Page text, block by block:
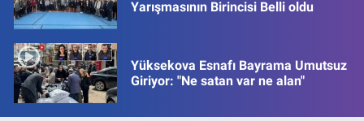
Yarışmasının Birincisi Belli oldu
Yüksekova Esnafı Bayrama Umutsuz
Giriyor: "Ne satan var ne alan"